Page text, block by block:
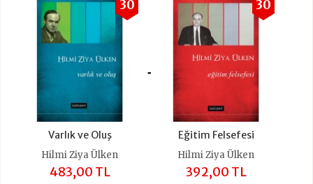
Varlık ve Oluş
30
Hilmi Ziya Ülken
483,00 TL
+
Eğitim Felsefesi
30
Hilmi Ziya Ülken
392,00 TL